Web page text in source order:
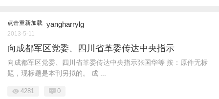
点击重新加载 yangharrylg
2013-5-11
向成都军区党委、四川省革委传达中央指示
向成都军区党委、四川省革委传达中央指示张国华等 按：原件无标
题，现标题是本刊另拟的。 成 ...
4281 0